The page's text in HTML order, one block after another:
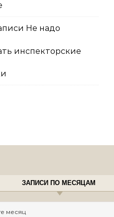
Не надо
инспекторские
ЗАПИСИ ПО МЕСЯЦАМ